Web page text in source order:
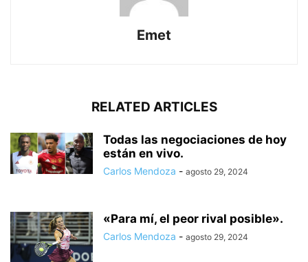
Emet
RELATED ARTICLES
Todas las negociaciones de hoy
están en vivo.
Carlos Mendoza - agosto 29, 2024
«Para mí, el peor rival posible».
Carlos Mendoza - agosto 29, 2024